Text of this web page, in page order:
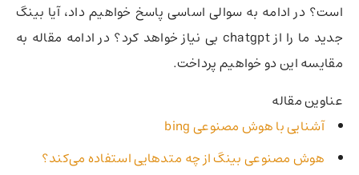
است؟ در ادامه به سوالی اساسی پاسخ خواهیم داد، آیا بینگ
جدید ما را از chatgpt بی نیاز خواهد کرد؟ در ادامه مقاله به
مقایسه این دو خواهیم پرداخت.
عناوین مقاله
آشنایی با هوش مصنوعی bing
هوش مصنوعی بینگ از چه متدهایی استفاده می‌کند؟